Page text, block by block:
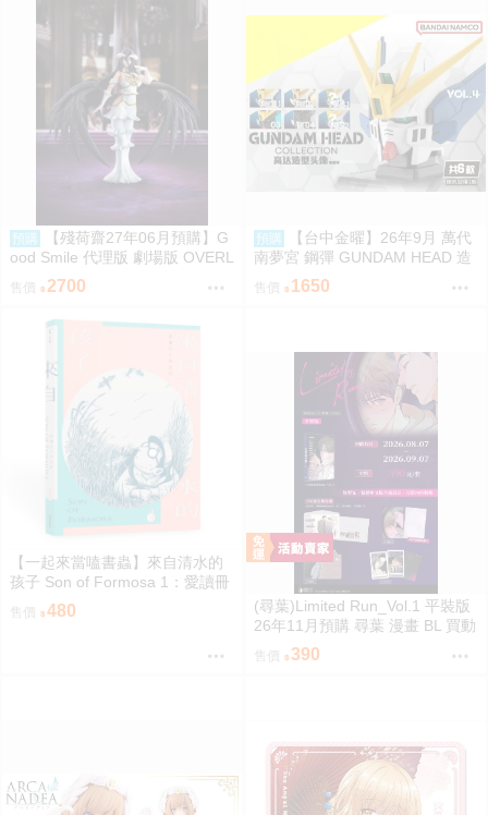
預購
【殘荷齋27年06月預購】G
ood Smile 代理版 劇場版 OVERL
ORD 聖王國篇 雅兒貝德 figma
可動 0917
2700
預購
【台中金曜】26年9月 萬代
南夢宮 鋼彈 GUNDAM HEAD 造
型頭像 第四彈 盲盒 中盒6入 081
1650
【一起來當嗑書蟲】來自清水的
孩子 Son of Formosa 1：愛讀冊
的少年
售價 480
(尋葉)Limited Run_Vol.1 平裝版
26年11月預購 尋葉 漫畫 BL 買動
售價 390